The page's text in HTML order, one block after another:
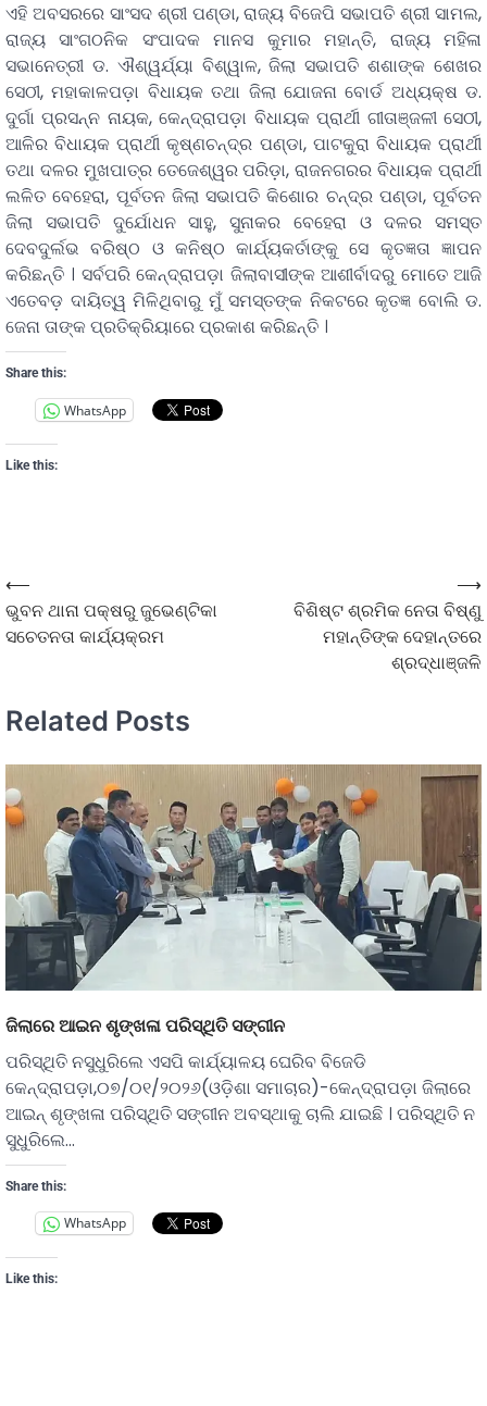
ଏହି ଅବସରରେ ସାଂସଦ ଶ୍ରୀ ପଣ୍ଡା, ରାଜ୍ୟ ବିଜେପି ସଭାପତି ଶ୍ରୀ ସାମଲ,
ରାଜ୍ୟ ସାଂଗଠନିକ ସଂପାଦକ ମାନସ କୁମାର ମହାନ୍ତି, ରାଜ୍ୟ ମହିଳା
ସଭାନେତ୍ରୀ ଡ. ଐଶ୍ୱର୍ଯ୍ୟା ବିଶ୍ୱାଳ, ଜିଲା ସଭାପତି ଶଶାଙ୍କ ଶେଖର
ସେଠୀ, ମହାକାଳପଡ଼ା ବିଧାୟକ ତଥା ଜିଲା ଯୋଜନା ବୋର୍ଡ ଅଧ୍ୟକ୍ଷ ଡ.
ଦୁର୍ଗା ପ୍ରସନ୍ନ ନାୟକ, କେନ୍ଦ୍ରାପଡ଼ା ବିଧାୟକ ପ୍ରାର୍ଥୀ ଗୀତାଞ୍ଜଳୀ ସେଠୀ,
ଆଳିର ବିଧାୟକ ପ୍ରାର୍ଥୀ କୃଷ୍ଣଚନ୍ଦ୍ର ପଣ୍ଡା, ପାଟକୁରା ବିଧାୟକ ପ୍ରାର୍ଥୀ
ତଥା ଦଳର ମୁଖପାତ୍ର ତେଜେଶ୍ୱର ପରିଡ଼ା, ରାଜନଗରର ବିଧାୟକ ପ୍ରାର୍ଥୀ
ଲଳିତ ବେହେରା, ପୂର୍ବତନ ଜିଲା ସଭାପତି କିଶୋର ଚନ୍ଦ୍ର ପଣ୍ଡା, ପୂର୍ବତନ
ଜିଲା ସଭାପତି ଦୁର୍ଯୋଧନ ସାହୁ, ସୁନାକର ବେହେରା ଓ ଦଳର ସମସ୍ତ
ଦେବଦୁର୍ଲଭ ବରିଷ୍ଠ ଓ କନିଷ୍ଠ କାର୍ଯ୍ୟକର୍ତାଙ୍କୁ ସେ କୃତଜ୍ଞତା ଜ୍ଞାପନ
କରିଛନ୍ତି । ସର୍ବପରି କେନ୍ଦ୍ରାପଡ଼ା ଜିଲାବାସୀଙ୍କ ଆଶୀର୍ବାଦରୁ ମୋତେ ଆଜି
ଏତେବଡ଼ ଦାୟିତ୍ୱ ମିଳିଥିବାରୁ ମୁଁ ସମସ୍ତଙ୍କ ନିକଟରେ କୃତଜ୍ଞ ବୋଲି ଡ.
ଜେନା ତାଙ୍କ ପ୍ରତିକ୍ରିୟାରେ ପ୍ରକାଶ କରିଛନ୍ତି ।
Share this:
WhatsApp
Like this:
⟵
ଭୁବନ ଥାନା ପକ୍ଷରୁ ଜୁଭେଣ୍ଟିକା
ସଚେତନତା କାର୍ଯ୍ୟକ୍ରମ
ବିଶିଷ୍ଟ ଶ୍ରମିକ ନେତା ବିଷ୍ଣୁ
ମହାନ୍ତିଙ୍କ ଦେହାନ୍ତରେ
ଶ୍ରଦ୍ଧାଞ୍ଜଳି
⟶
Related Posts
ଜିଲାରେ ଆଇନ ଶୃଙ୍ଖଳା ପରିସ୍ଥିତି ସଙ୍ଗୀନ
ପରିସ୍ଥିତି ନସୁଧୁରିଲେ ଏସପି କାର୍ଯ୍ୟାଳୟ ଘେରିବ ବିଜେଡି
କେନ୍ଦ୍ରାପଡ଼ା,୦୭/୦୧/୨୦୨୬(ଓଡ଼ିଶା ସମାଚାର)-କେନ୍ଦ୍ରାପଡ଼ା ଜିଲାରେ
ଆଇନ୍ ଶୃଙ୍ଖଳା ପରିସ୍ଥିତି ସଙ୍ଗୀନ ଅବସ୍ଥାକୁ ଚାଲି ଯାଇଛି । ପରିସ୍ଥିତି ନ
ସୁଧୁରିଲେ…
Share this:
WhatsApp
Like this: